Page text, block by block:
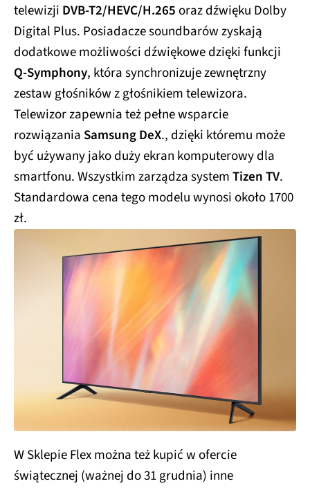
telewizji DVB-T2/HEVC/H.265oraz dźwięku Dolby
Digital Plus. Posiadacze soundbarów zyskają
dodatkowe możliwości dźwiękowe dzięki funkcji
Q-Symphony, która synchronizuje zewnętrzny
zestaw głośników z głośnikiem telewizora.
Telewizor zapewnia też pełne wsparcie
rozwiązania Samsung DeX., dzięki któremu może
być używany jako duży ekran komputerowy dla
smartfonu. Wszystkim zarządza systemTizen TV.
Standardowa cena tego modelu wynosi około 1700
zł.
W Sklepie Flex można też kupić w ofercie
świątecznej (ważnej do 31 grudnia) inne